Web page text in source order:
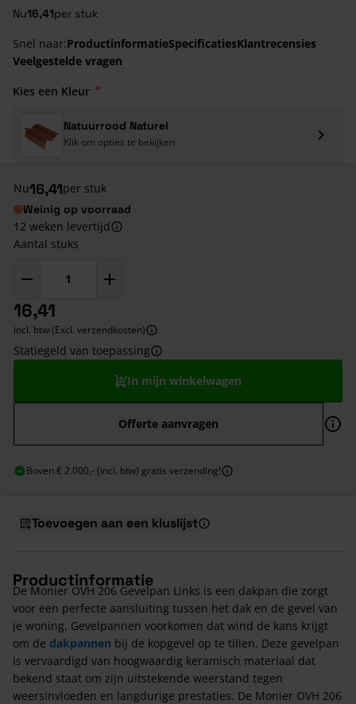
Nu16,41per stuk
Snel naar:ProductinformatieSpecificatiesKlantrecensies
Veelgestelde vragen
Kies een Kleur
Natuurrood Naturel
Klik om opties te bekijken
Nu16,41per stuk
Weinig op voorraad
12 weken levertijd
Aantal stuks
16,41
incl. btw (Excl. verzendkosten)
Statiegeld van toepassing
In mijn winkelwagen
Offerte aanvragen
Boven € 2.000,- (incl. btw) gratis verzending!
Toevoegen aan een kluslijst
Productinformatie
De Monier OVH 206 Gevelpan Links is een dakpan die zorgt
voor een perfecte aansluiting tussen het dak en de gevel van
je woning. Gevelpannen voorkomen dat wind de kans krijgt
om de dakpannen bij de kopgevel op te tillen. Deze gevelpan
is vervaardigd van hoogwaardig keramisch materiaal dat
bekend staat om zijn uitstekende weerstand tegen
weersinvloeden en langdurige prestaties. De Monier OVH 206